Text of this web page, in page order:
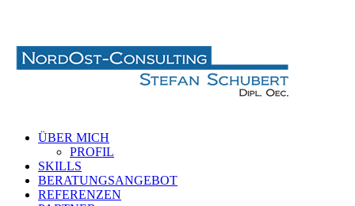
ÜBER MICH
PROFIL
SKILLS
BERATUNGSANGEBOT
REFERENZEN